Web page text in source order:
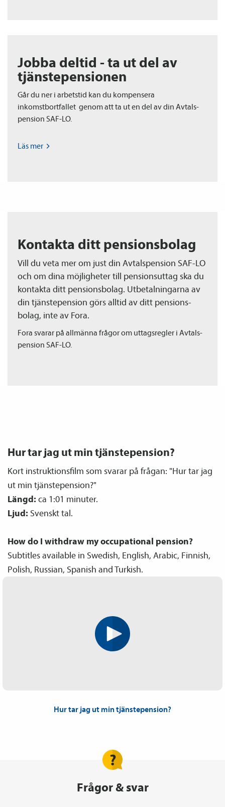
Jobba deltid - ta ut del av
tjänste­­pensionen
Går du ner i arbetstid kan du kompensera
inkomstbortfallet genom att ta ut en del av din Avtals­
pension SAF-LO.
Läs mer
Kontakta ditt pensions­bolag
Vill du veta mer om just din Avtals­pension SAF-LO
och om dina möjligheter till pensions­uttag ska du
kontakta ditt pensions­bolag. Utbetalningarna av
din tjänste­pension görs alltid av ditt pensions­
bolag, inte av Fora.
Fora svarar på allmänna frågor om uttagsregler i Avtals­
pension SAF-LO.
Hur tar jag ut min tjänste­pension?
Kort instruktionsfilm som svarar på frågan: "Hur tar jag
ut min tjänste­pension?"
Längd: ca 1:01 minuter.
Ljud: Svenskt tal.
How do I withdraw my occupational pension?
Subtitles available in Swedish, English, Arabic, Finnish,
Polish, Russian, Spanish and Turkish.
Hur tar jag ut min tjänstepension?
Frågor & svar